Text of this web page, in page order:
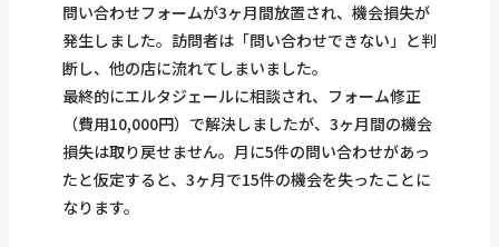
問い合わせフォームが3ヶ月間放置され、機会損失が
発生しました。訪問者は「問い合わせできない」と判
断し、他の店に流れてしまいました。
最終的にエルタジェールに相談され、フォーム修正
（費用10,000円）で解決しましたが、3ヶ月間の機会
損失は取り戻せません。月に5件の問い合わせがあっ
たと仮定すると、3ヶ月で15件の機会を失ったことに
なります。